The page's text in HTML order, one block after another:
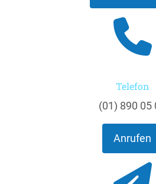
Telefon
(01) 890 05
Anrufen